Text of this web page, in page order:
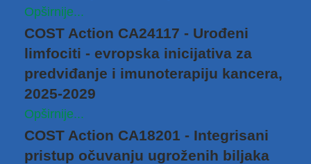
Opširnije...
COST Action CA24117 - Urođeni
limfociti - evropska inicijativa za
predviđanje i imunoterapiju kancera,
2025-2029
Opširnije...
COST Action CA18201 - Integrisani
pristup očuvanju ugroženih biljaka